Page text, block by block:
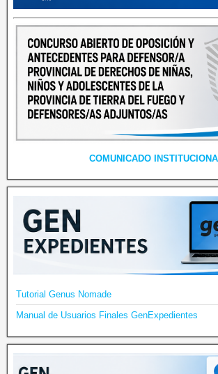
COMUNICADO
Tutorial Genus Nomade
Manual de Usuarios Finales GenExpedientes